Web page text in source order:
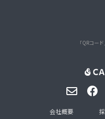
「QRコー
会社概要